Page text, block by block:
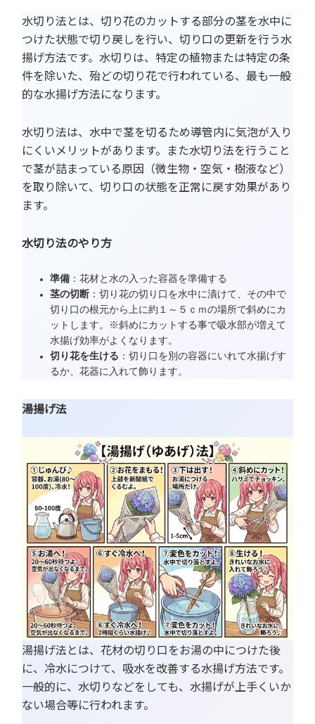
水切り法とは、切り花のカットする部分の茎を水中に
つけた状態で切り戻しを行い、切り口の更新を行う水
揚げ方法です。水切りは、特定の植物または特定の条
件を除いた、殆どの切り花で行われている、最も一般
的な水揚げ方法になります。
水切り法は、水中で茎を切るため導管内に気泡が入り
にくいメリットがあります。また水切り法を行うこと
で茎が詰まっている原因（微生物・空気・樹液など）
を取り除いて、切り口の状態を正常に戻す効果があり
ます。
水切り法のやり方
準備 ：花材と水の入った容器を準備する
茎の切断 ：切り花の切り口を水中に漬けて、その中で
切り口の根元から上に約１～５ｃｍの場所で斜めにカ
ットします。※斜めにカットする事で吸水部が増えて
水揚げ効率がよくなります。
切り花を生ける ：切り口を別の容器にいれて水揚げす
るか、花器に入れて飾ります。
湯揚げ法
湯揚げ法とは、花材の切り口をお湯の中につけた後
に、冷水につけて、吸水を改善する水揚げ方法です。
一般的に、水切りなどをしても、水揚げが上手くいか
ない場合等に行われます。